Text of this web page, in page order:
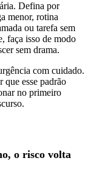
Defina por
menor, rotina
ou tarefa sem
faça isso de modo
sem drama.
com cuidado.
que esse padrão
no primeiro
o risco volta